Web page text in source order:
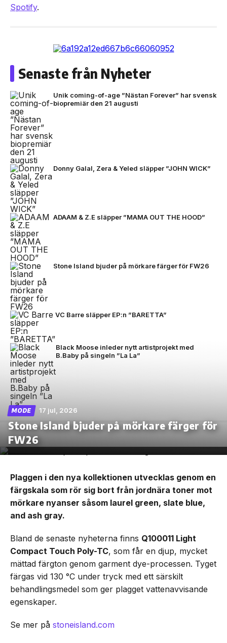
Spotify.
Senaste från Nyheter
Unik coming-of-age ”Nästan Forever” har svensk
biopremiär den 21 augusti
Donny Galal, Zera & Yeled släpper ”JOHN WICK”
ADAAM & Z.E släpper ”MAMA OUT THE HOOD”
Stone Island bjuder på mörkare färger för FW26
VC Barre släpper EP:n ”BARETTA”
Black Moose inleder nytt artistprojekt med
B.Baby på singeln ”La La”
MODE 17 jul, 2026
Stone Island bjuder på mörkare färger för
FW26
Plaggen i den nya kollektionen utvecklas genom en
färgskala som rör sig bort från jordnära toner mot
mörkare nyanser såsom laurel green, slate blue,
and ash gray.
Bland de senaste nyheterna finns Q100011 Light
Compact Touch Poly-TC, som får en djup, mycket
mättad färgton genom garment dye-processen. Tyget
färgas vid 130 °C under tryck med ett särskilt
behandlingsmedel som ger plagget vattenavvisande
egenskaper.
Se mer på stoneisland.com